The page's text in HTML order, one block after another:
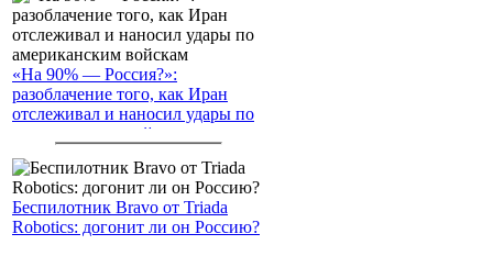
«На 90% — Россия?»:
разоблачение того, как Иран
отслеживал и наносил удары по
американским войскам
Беспилотник Bravo от Triada
Robotics: догонит ли он Россию?